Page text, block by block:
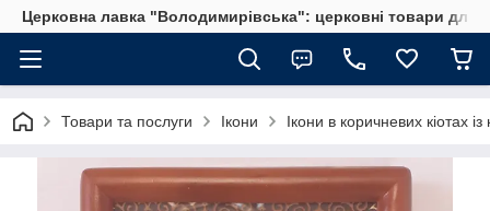
Церковна лавка "Володимирівська": церковні товари для
Товари та послуги Ікони Ікони в коричневих кіотах